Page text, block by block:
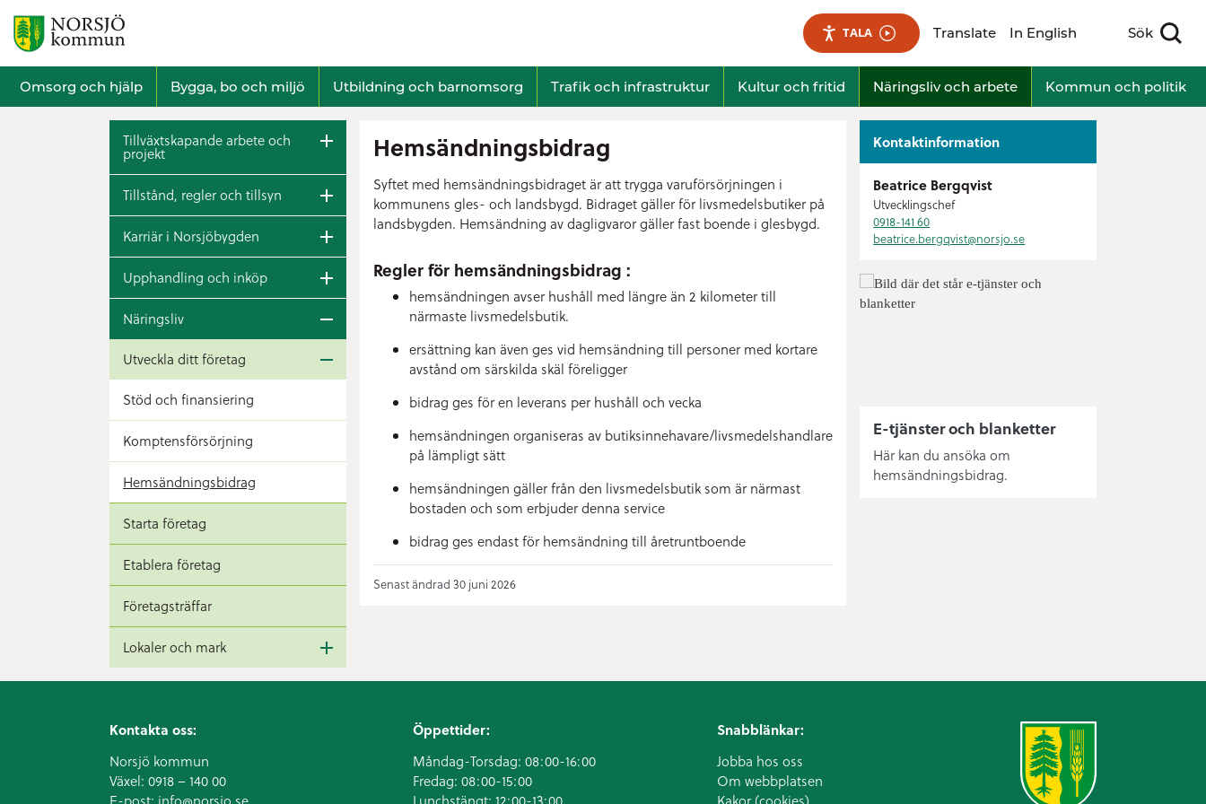
TALA Translate In English Sök
Visa sökfält
Omsorg och hjälp Bygga, bo och miljö Utbildning och barnomsorg Trafik och infrastruktur Kultur och fritid Näringsliv och arbete Kommun och politik
Tillväxtskapande arbete och
projekt
Tillstånd, regler och tillsyn
Karriär i Norsjöbygden
Upphandling och inköp
Näringsliv
Utveckla ditt företag
Stöd och finansiering
Komptensförsörjning
Hemsändningsbidrag
Starta företag
Etablera företag
Företagsträffar
Lokaler och mark
Hemsändningsbidrag
Syftet med hemsändningsbidraget är att trygga varuförsörjningen i
kommunens gles- och landsbygd. Bidraget gäller för livsmedelsbutiker på
landsbygden. Hemsändning av dagligvaror gäller fast boende i glesbygd.
Regler för hemsändningsbidrag :
hemsändningen avser hushåll med längre än 2 kilometer till
närmaste livsmedelsbutik.
ersättning kan även ges vid hemsändning till personer med kortare
avstånd om särskilda skäl föreligger
bidrag ges för en leverans per hushåll och vecka
hemsändningen organiseras av butiksinnehavare/livsmedelshandlare
på lämpligt sätt
hemsändningen gäller från den livsmedelsbutik som är närmast
bostaden och som erbjuder denna service
bidrag ges endast för hemsändning till åretruntboende
Senast ändrad 30 juni 2026
Kontaktinformation
Beatrice Bergqvist
Utvecklingschef
0918-141 60
beatrice.bergqvist@norsjo.se
E-tjänster och blanketter
Här kan du ansöka om
hemsändningsbidrag.
Kontakta oss:
Norsjö kommun
Växel: 0918 – 140 00
Öppettider:
Måndag-Torsdag: 08:00-16:00
Fredag: 08:00-15:00
Snabblänkar:
Jobba hos oss
Om webbplatsen